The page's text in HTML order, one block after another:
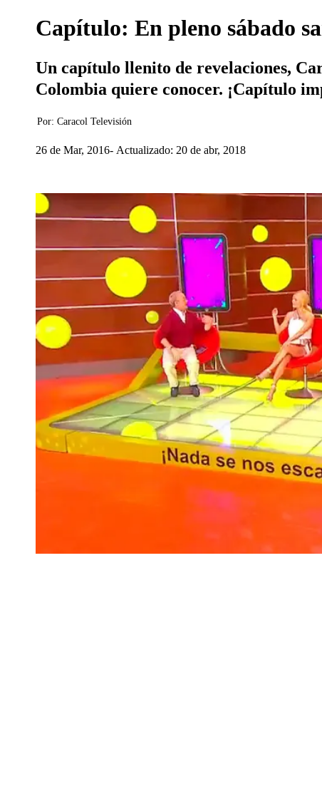
Capítulo: En pleno sábado
Un capítulo llenito de revelaciones,
Colombia quiere conocer. ¡Capítulo
Por: Caracol Televisión
26 de Mar, 2016 Actualizado: 20 de abr, 2018